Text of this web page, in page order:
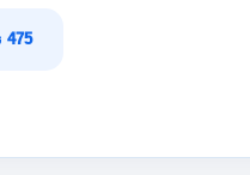
475 نتيجة